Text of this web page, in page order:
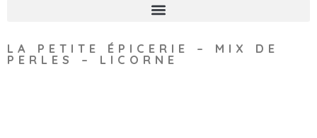
LA PETITE ÉPICERIE – MIX DE
PERLES – LICORNE